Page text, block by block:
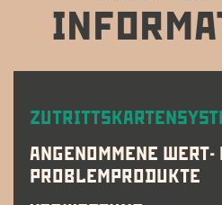
ANGENOMMENE WERT-
PROBLEMPRODUKTE